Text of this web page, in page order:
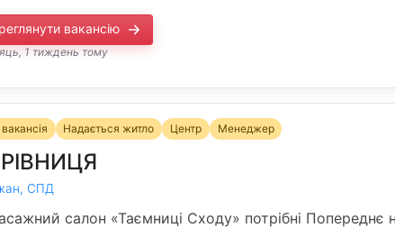
вакансію
1 тиждень тому
Надається житло Центр Менеджер
СПД
салон «Таємниці Сходу» потрібні Попереднє